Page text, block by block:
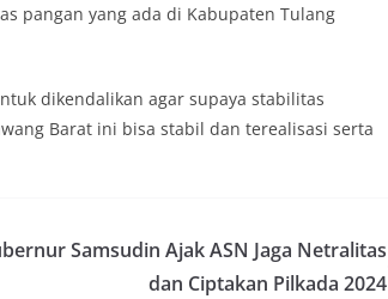
pangan yang ada di Kabupaten Tulang
dikendalikan agar supaya stabilitas
Barat ini bisa stabil dan terealisasi serta
Samsudin Ajak ASN Jaga Netralitas
dan Ciptakan Pilkada 2024